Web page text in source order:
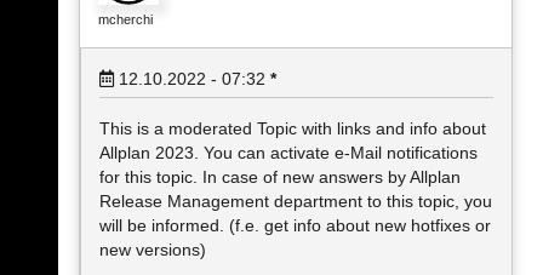
mcherchi
12.10.2022 - 07:32 *
This is a moderated Topic with links and info about
Allplan 2023. You can activate e-Mail notifications
for this topic. In case of new answers by Allplan
Release Management department to this topic, you
will be informed. (f.e. get info about new hotfixes or
new versions)